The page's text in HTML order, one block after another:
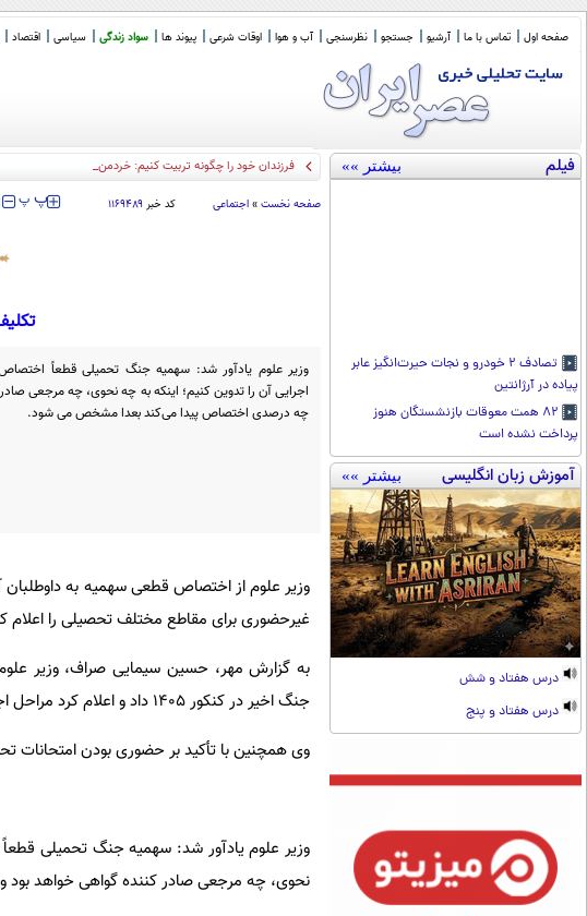
صفحه اول تماس با ما آرشیو جستجو نظرسنجی آب و هوا اوقات شرعی پیوند ها سواد زندگی سیاسی اقتصاد
فیلم بیشتر »»
تصادف ۲ خودرو و نجات حیر‌ت‌انگیز عابر
پیاده در آرژانتین
۸۲ همت معوقات بازنشستگان هنوز
پرداخت نشده است
آموزش زبان انگلیسی بیشتر »»
درس هفتاد و شش
درس هفتاد و پنج
فرزندان خود را چگونه تربیت کنیم: خردمند یا باهوش؟
صفحه نخست » اجتماعی کد خبر ۱۱۶۹۴۸۹ ‍‍‍ پ پ
وزیر علوم یادآور شد: سهمیه جنگ تحمیلی قطعاً اختصاص
اجرایی آن را تدوین کنیم؛ اینکه به چه نحوی، چه مرجعی
چه درصدی اختصاص پیدا می‌کند بعدا مشخص می شود.
غیرحضوری برای مقاطع مختلف تحصیلی را اعلام
به گزارش مهر،‌ حسین سیمایی صراف، وزیر
جنگ اخیر در کنکور ۱۴۰۵ داد و اعلام کرد مراحل اجرایی و تعیین مرجع صدور گواهی در حال تدوین است.
وی همچنین با تأکید بر حضوری بودن امتحانات
وزیر علوم یادآور شد: سهمیه جنگ تحمیلی قطعاً
نحوی، چه مرجعی صادر کننده گواهی خواهد